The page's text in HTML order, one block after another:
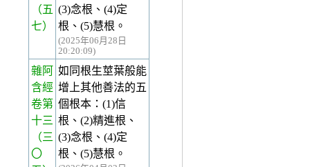
（五
七）
(3)念根、(4)定
根、(5)慧根。
(2025年06月28日
20:20:09)
雜阿
含經
卷第
十三
（三
〇
如同根生莖葉般能
增上其他善法的五
個根本：(1)信
根、(2)精進根、
(3)念根、(4)定
根、(5)慧根。